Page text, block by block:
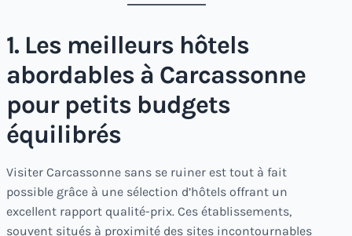
1. Les meilleurs hôtels
abordables à Carcassonne
pour petits budgets
équilibrés
Visiter Carcassonne sans se ruiner est tout à fait
possible grâce à une sélection d’hôtels offrant un
excellent rapport qualité-prix. Ces établissements,
souvent situés à proximité des sites incontournables